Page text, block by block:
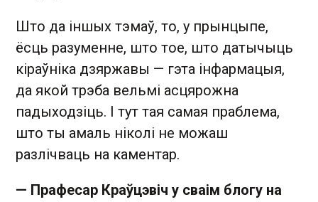
Што да іншых тэмаў, то, у прынцыпе,
ёсць разуменне, што тое, што датычыць
кіраўніка дзяржавы — гэта інфармацыя,
да якой трэба вельмі асцярожна
падыходзіць. І тут тая самая праблема,
што ты амаль ніколі не можаш
разлічваць на каментар.
— Прафесар Краўцэвіч у сваім блогу на